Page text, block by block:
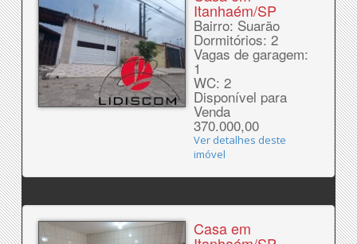
Itanhaém/SP
Bairro: Suarão
Dormitórios: 2
Vagas de garagem:
1
WC: 2
Disponível para
Venda
370.000,00
Ver detalhes deste
imóvel
Casa em